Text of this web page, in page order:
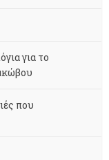
για το
που